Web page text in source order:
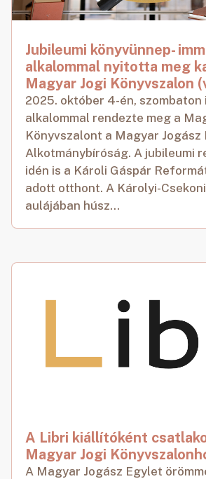
Jubileumi könyvünnep-
alkalommal nyitotta meg
Magyar Jogi Könyvszalon
2025. október 4-én, szombaton
alkalommal rendezte meg a
Könyvszalont a Magyar Jogász
Alkotmánybíróság. A jubileumi
idén is a Károli Gáspár
adott otthont. A Károlyi-
aulájában húsz...
A Libri kiállítóként
Magyar Jogi
A Magyar Jogász Egylet